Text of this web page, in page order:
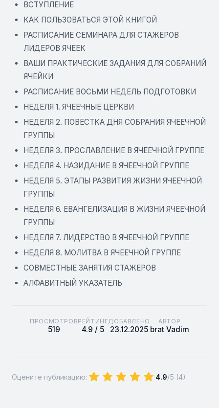
ВСТУПЛЕНИЕ
КАК ПОЛЬЗОВАТЬСЯ ЭТОЙ КНИГОЙ
РАСПИСАНИЕ СЕМИНАРА ДЛЯ СТАЖЕРОВ
ЛИДЕРОВ ЯЧЕЕК
ВАШИ ПРАКТИЧЕСКИЕ ЗАДАНИЯ ДЛЯ СОБРАНИЙ
ЯЧЕЙКИ
РАСПИСАНИЕ ВОСЬМИ НЕДЕЛЬ ПОДГОТОВКИ
НЕДЕЛЯ 1. ЯЧЕЕЧНЫЕ ЦЕРКВИ
НЕДЕЛЯ 2. ПОВЕСТКА ДНЯ СОБРАНИЯ ЯЧЕЕЧНОЙ
ГРУППЫ
НЕДЕЛЯ 3. ПРОСЛАВЛЕНИЕ В ЯЧЕЕЧНОЙ ГРУППЕ
НЕДЕЛЯ 4. НАЗИДАНИЕ В ЯЧЕЕЧНОЙ ГРУППЕ
НЕДЕЛЯ 5. ЭТАПЫ РАЗВИТИЯ ЖИЗНИ ЯЧЕЕЧНОЙ
ГРУППЫ
НЕДЕЛЯ 6. ЕВАНГЕЛИЗАЦИЯ В ЖИЗНИ ЯЧЕЕЧНОЙ
ГРУППЫ
НЕДЕЛЯ 7. ЛИДЕРСТВО В ЯЧЕЕЧНОЙ ГРУППЕ
НЕДЕЛЯ 8. МОЛИТВА В ЯЧЕЕЧНОЙ ГРУППЕ
СОВМЕСТНЫЕ ЗАНЯТИЯ СТАЖЕРОВ
АЛФАВИТНЫЙ УКАЗАТЕЛЬ
ПРОСМОТРОВ
519
РЕЙТИНГ
4.9 / 5
ДОБАВЛЕНО
23.12.2025
АВТОР
brat Vadim
Оцените публикацию: 4.9/5 (4)